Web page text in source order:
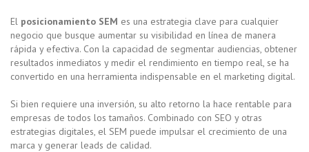
El posicionamiento SEM es una estrategia clave para cualquier
negocio que busque aumentar su visibilidad en línea de manera
rápida y efectiva. Con la capacidad de segmentar audiencias, obtener
resultados inmediatos y medir el rendimiento en tiempo real, se ha
convertido en una herramienta indispensable en el marketing digital.
Si bien requiere una inversión, su alto retorno la hace rentable para
empresas de todos los tamaños. Combinado con SEO y otras
estrategias digitales, el SEM puede impulsar el crecimiento de una
marca y generar leads de calidad.